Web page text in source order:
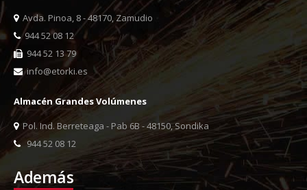
Avda. Pinoa, 8 - 48170, Zamudio
944 52 08 12
944 52 13 79
info@etorki.es
Almacén Grandes Volúmenes
Pol. Ind. Berreteaga - Pab 6B - 48150, Sondika
944 52 08 12
Además